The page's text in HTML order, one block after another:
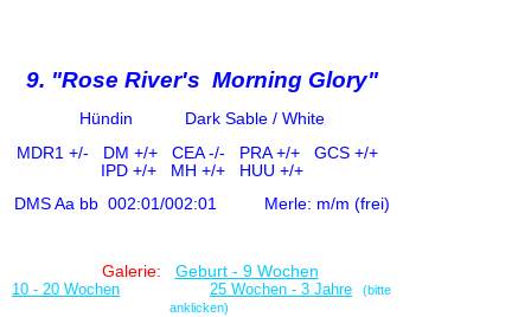
9. "Rose River's Morning Glory"
Hündin
Dark Sable / White
MDR1 +/- DM +/+ CEA -/-
PRA +/+ GCS +/+
IPD +/+MH +/+ HUU +/+
DMS Aa bb002:01/002:01 Merle: m/m (frei)
Galerie: Geburt - 9 Wochen
10 - 20 Wochen
25 Wochen - 3 Jahre (bitte
anklicken)